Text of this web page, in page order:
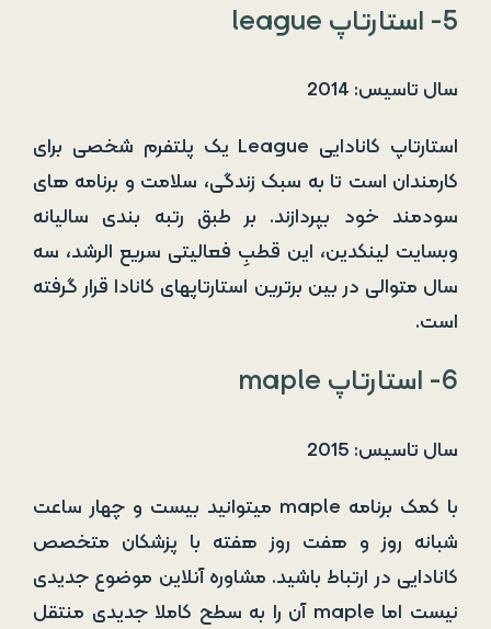
5- استارتاپ league
سال تاسیس: 2014
استارتاپ کانادایی League یک پلتفرم شخصی برای
کارمندان است تا به سبک زندگی، سلامت و برنامه های
سودمند خود بپردازند. بر طبق رتبه بندی سالیانه
وبسایت لینکدین، این قطبِ فعالیتی سریع الرشد، سه
سال متوالی در بین برترین استارتاپهای کانادا قرار گرفته
است.
6- استارتاپ maple
سال تاسیس: 2015
با کمک برنامه maple میتوانید بیست و چهار ساعت
شبانه روز و هفت روز هفته با پزشکان متخصص
کانادایی در ارتباط باشید. مشاوره آنلاین موضوع جدیدی
نیست اما maple آن را به سطح کاملا جدیدی منتقل